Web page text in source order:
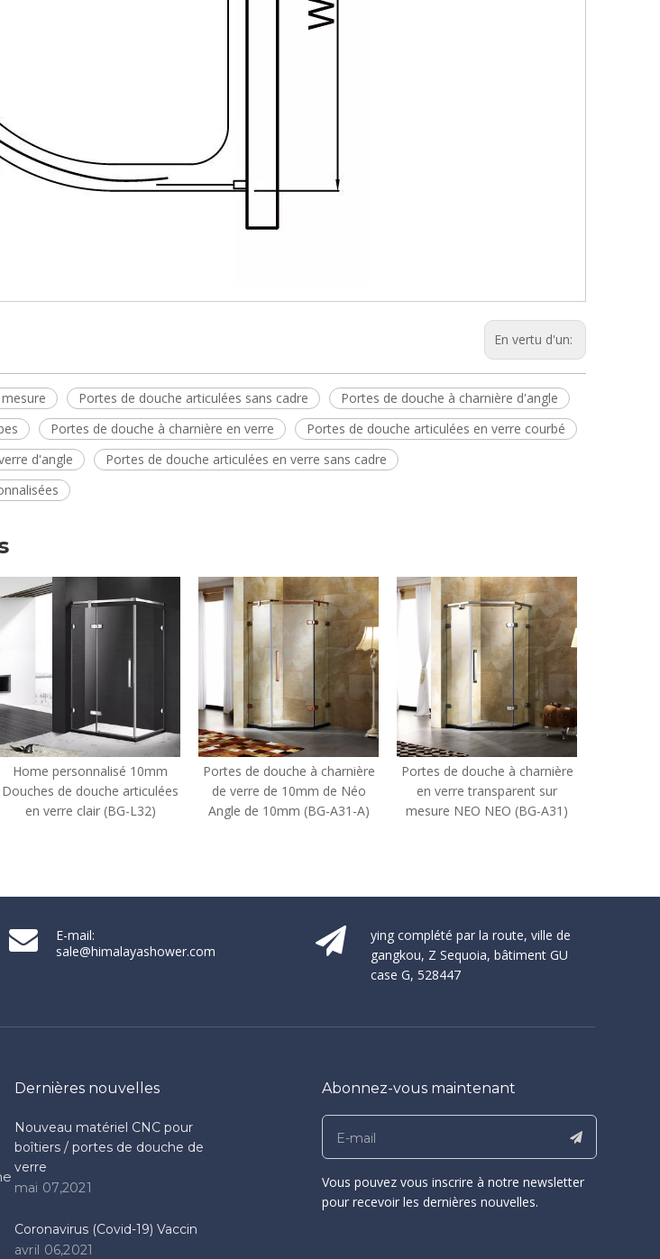
En vertu d'un:
Portes de douche articulées sans cadre
Portes de douche à charnière d'angle
Portes de douche à charnière en verre
Portes de douche articulées en verre courbé
d'angle
Portes de douche articulées en verre sans cadre
Portes de douche à charnière
de verre de 10mm de Néo
Angle de 10mm (BG-A31-A)
Portes de douche à charnière
en verre transparent sur
mesure NEO NEO (BG-A31)
Douches de douche articulées
en verre incurvées de l'hôtel
sans cadre (HK2282)
E-mail:
sale@himalayashower.com
ying complété par la route, ville de
gangkou, Z Sequoia, bâtiment GU
case G, 528447
Dernières nouvelles
Nouveau matériel CNC pour
boîtiers / portes de douche de
verre
mai 07,2021
Coronavirus (Covid-19) Vaccin
avril 06,2021
Abonnez-vous maintenant
Vous pouvez vous inscrire à notre newsletter
pour recevoir les dernières nouvelles.